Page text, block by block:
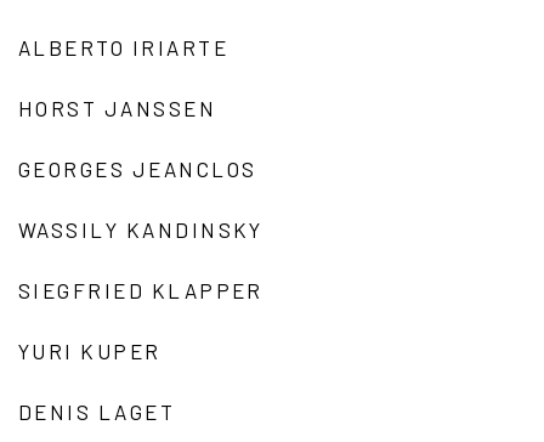
ALBERTO IRIARTE
HORST JANSSEN
GEORGES JEANCLOS
WASSILY KANDINSKY
SIEGFRIED KLAPPER
YURI KUPER
DENIS LAGET